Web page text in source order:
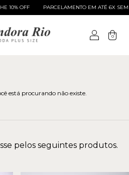
10% OFF PARCELAMENTO EM ATÉ 6X SEM
0
está procurando não existe.
pelos seguintes produtos.